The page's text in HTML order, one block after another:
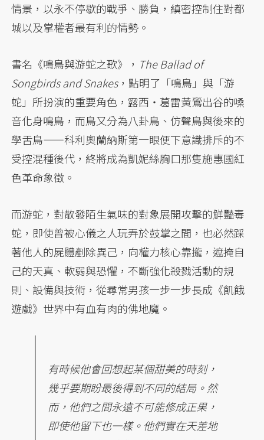
情景，以永不停歇的戰爭、勝負，縝密控制住對都
城以及掌權者最有利的情勢。
書名《鳴鳥與游蛇之歌》， The Ballad of
Songbirds and Snakes，點明了「鳴鳥」與「游
蛇」所扮演的重要角色，露西・葛雷黃鶯出谷的嗓
音化身鳴鳥，而鳥又分為八卦鳥、仿聲鳥與後來的
學舌鳥——科利奧蘭納斯第一眼便下意識排斥的不
受控混種後代，終將成為凱妮絲胸口那隻施惠國紅
色革命象徵。
而游蛇，對散發陌生氣味的對象展開攻擊的鮮豔毒
蛇，即使曾被心儀之人玩弄於鼓掌之間，也必然踩
著他人的屍體剷除異己，向權力核心靠攏，遮掩自
己的天真、軟弱與恐懼，不斷強化殺戮活動的規
則、設備與技術，從尋常男孩一步一步長成《飢餓
遊戲》世界中有血有肉的佛地魔。
有時候他會回想起某個甜美的時刻，
幾乎要期盼最後得到不同的結局。然
而，他們之間永遠不可能修成正果，
即使他留下也一樣。他們實在天差地